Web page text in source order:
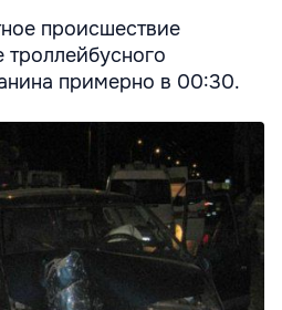
происшествие
примерно в 00:30.